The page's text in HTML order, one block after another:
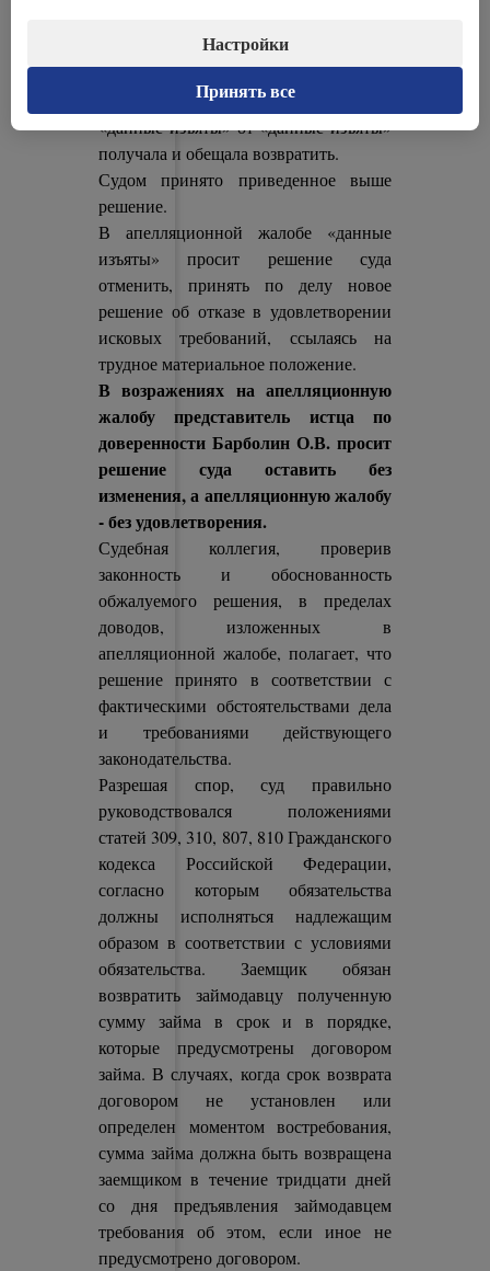
Настройки
Принять все
Представитель ответчика по
доверенности «данные изъяты»
пояснила, что денежные средства
«данные изъяты» от «данные изъяты»
получала и обещала возвратить.
Судом принято приведенное выше
решение.
В апелляционной жалобе «данные
изъяты» просит решение суда
отменить, принять по делу новое
решение об отказе в удовлетворении
исковых требований, ссылаясь на
трудное материальное положение.
В возражениях на апелляционную
жалобу представитель истца по
доверенности Барболин О.В. просит
решение суда оставить без
изменения, а апелляционную жалобу
- без удовлетворения.
Судебная коллегия, проверив
законность и обоснованность
обжалуемого решения, в пределах
доводов, изложенных в
апелляционной жалобе, полагает, что
решение принято в соответствии с
фактическими обстоятельствами дела
и требованиями действующего
законодательства.
Разрешая спор, суд правильно
руководствовался положениями
статей 309, 310, 807, 810 Гражданского
кодекса Российской Федерации,
согласно которым обязательства
должны исполняться надлежащим
образом в соответствии с условиями
обязательства. Заемщик обязан
возвратить займодавцу полученную
сумму займа в срок и в порядке,
которые предусмотрены договором
займа. В случаях, когда срок возврата
договором не установлен или
определен моментом востребования,
сумма займа должна быть возвращена
заемщиком в течение тридцати дней
со дня предъявления займодавцем
требования об этом, если иное не
предусмотрено договором.